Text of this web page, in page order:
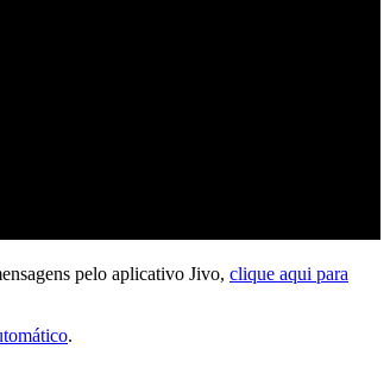
pelo aplicativo Jivo, clique aqui para
.